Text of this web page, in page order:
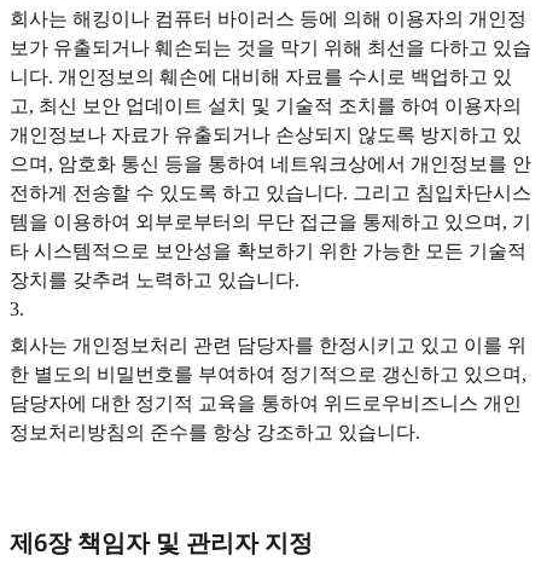
회사는 해킹이나 컴퓨터 바이러스 등에 의해 이용자의 개인정
보가 유출되거나 훼손되는 것을 막기 위해 최선을 다하고 있습
니다. 개인정보의 훼손에 대비해 자료를 수시로 백업하고 있
고, 최신 보안 업데이트 설치 및 기술적 조치를 하여 이용자의
개인정보나 자료가 유출되거나 손상되지 않도록 방지하고 있
으며, 암호화 통신 등을 통하여 네트워크상에서 개인정보를 안
전하게 전송할 수 있도록 하고 있습니다. 그리고 침입차단시스
템을 이용하여 외부로부터의 무단 접근을 통제하고 있으며, 기
타 시스템적으로 보안성을 확보하기 위한 가능한 모든 기술적
장치를 갖추려 노력하고 있습니다.
3.
회사는 개인정보처리 관련 담당자를 한정시키고 있고 이를 위
한 별도의 비밀번호를 부여하여 정기적으로 갱신하고 있으며,
담당자에 대한 정기적 교육을 통하여 위드로우비즈니스 개인
정보처리방침의 준수를 항상 강조하고 있습니다.
제6장 책임자 및 관리자 지정